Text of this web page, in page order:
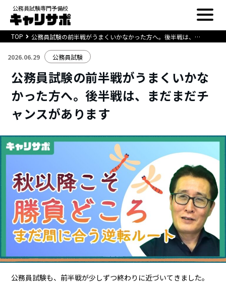
公務員試験専門予備校
TOP 公務員試験の前半戦がうまくいかなかった方へ。後半戦は、まだまだチャンスがあります
2026.06.29 公務員試験
公務員試験の前半戦がうまくいかな
かった方へ。後半戦は、まだまだチ
ャンスがあります
公務員試験も、前半戦が少しずつ終わりに近づいてきました。